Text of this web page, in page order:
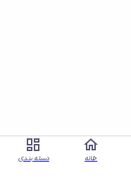
خانه دسته بندی